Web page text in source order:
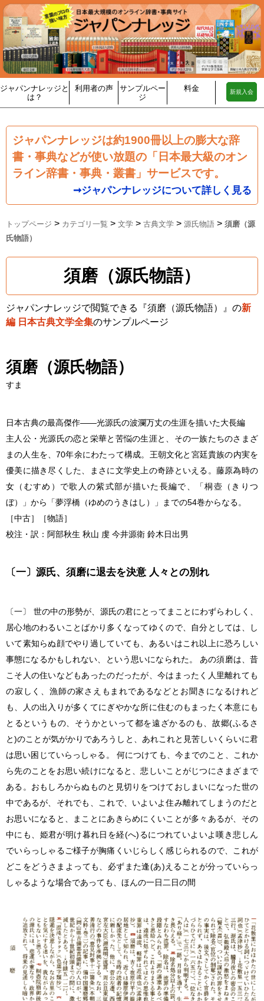
ジャパンナレッジと
は？
利用者の声
サンプルペー
ジ
料金 新規入会
ジャパンナレッジは約1900冊以上の膨大な辞
書・事典などが使い放題の「日本最大級のオン
ライン辞書・事典・叢書」サービスです。
➞ジャパンナレッジについて詳しく見る
トップページ > カテゴリ一覧 > 文学 > 古典文学 > 源氏物語 > 須磨（源
氏物語）
須磨（源氏物語）
ジャパンナレッジで閲覧できる『須磨（源氏物語）』の新
編 日本古典文学全集のサンプルページ
須磨（源氏物語）
すま
日本古典の最高傑作――光源氏の波瀾万丈の生涯を描いた大長編
主人公・光源氏の恋と栄華と苦悩の生涯と、その一族たちのさまざ
まの人生を、70年余にわたって構成。王朝文化と宮廷貴族の内実を
優美に描き尽くした、まさに文学史上の奇跡といえる。藤原為時の
女（むすめ）で歌人の紫式部が描いた長編で、「桐壺（きりつ
ぼ）」から「夢浮橋（ゆめのうきはし）」までの54巻からなる。
［中古］［物語］
校注・訳：阿部秋生 秋山 虔 今井源衛 鈴木日出男
〔一〕源氏、須磨に退去を決意 人々との別れ
〔一〕 世の中の形勢が、源氏の君にとってまことにわずらわしく、
居心地のわるいことばかり多くなってゆくので、自分としては、し
いて素知らぬ顔でやり過していても、あるいはこれ以上に恐ろしい
事態になるかもしれない、という思いになられた。 あの須磨は、昔
こそ人の住いなどもあったのだったが、今はまったく人里離れても
の寂しく、漁師の家さえもまれであるなどとお聞きになるけれど
も、人の出入りが多くてにぎやかな所に住むのもまったく本意にも
とるというもの、そうかといって都を遠ざかるのも、故郷(ふるさ
と)のことが気がかりであろうしと、あれこれと見苦しいくらいに君
は思い困じていらっしゃる。 何につけても、今までのこと、これか
ら先のことをお思い続けになると、悲しいことがじつにさまざまで
ある。おもしろからぬものと見切りをつけておしまいになった世の
中であるが、それでも、これで、いよいよ住み離れてしまうのだと
お思いになると、まことにあきらめにくいことが多々あるが、その
中にも、姫君が明け暮れ日を経(へ)るにつれていよいよ嘆き悲しん
でいらっしゃるご様子が胸痛くいじらしく感じられるので、これが
どこをどうさまよっても、必ずまた逢(あ)えることが分っていらっ
しゃるような場合であっても、ほんの一日二日の間